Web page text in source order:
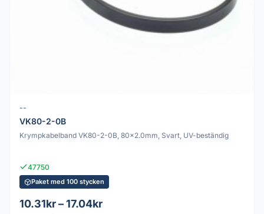
--
VK80-2-0B
Krympkabelband VK80-2-0B, 80x2.0mm, Svart, UV-beständig
47750
Paket med 100 stycken
10.31kr – 17.04kr